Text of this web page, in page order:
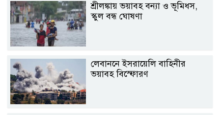
শ্রীলঙ্কায় ভয়াবহ বন্যা ও ভূমিধস,
স্কুল বন্ধ ঘোষণা
লেবাননে ইসরায়েলি বাহিনীর
ভয়াবহ বিস্ফোরণ